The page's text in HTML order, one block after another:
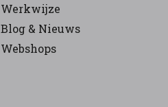
Werkwijze
Blog & Nieuws
Webshops